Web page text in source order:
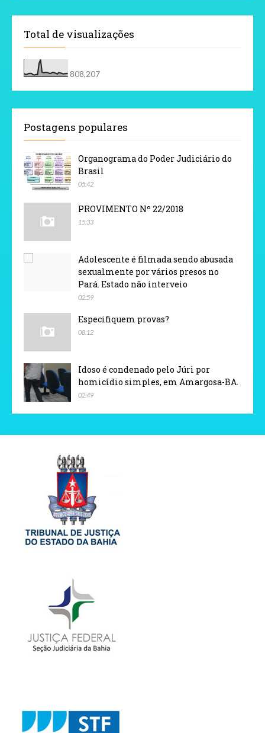
Total de visualizações
808,207
Postagens populares
Organograma do Poder Judiciário do
Brasil
05:42
PROVIMENTO Nº 22/2018
15:33
Adolescente é filmada sendo abusada
sexualmente por vários presos no
Pará. Estado não interveio
02:59
Especifiquem provas?
08:12
Idoso é condenado pelo Júri por
homicídio simples, em Amargosa-BA.
02:49